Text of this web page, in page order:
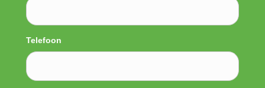
Telefoon